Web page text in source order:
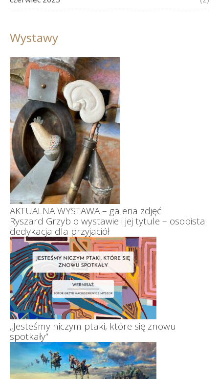
Wystawy
AKTUALNA WYSTAWA – galeria zdjęć
Ryszard Grzyb o wystawie i jej tytule – osobista
dedykacja dla przyjaciół
„Jesteśmy niczym ptaki, które się znowu
spotkały”